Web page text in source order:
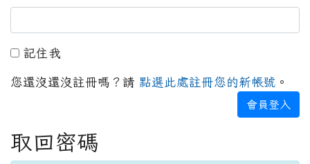
記住我記住我
您還沒還沒註冊嗎？請 點選此處註冊您的新帳號 。
會員登入
取回密碼